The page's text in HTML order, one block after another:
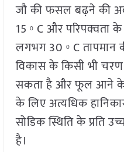
जौ की फसल बढ़ने की
15 0 C और परिपक्वता
लगभग 30 0 C
विकास के किसी भी
सकता है और फूल आने के
के लिए अत्यधिक
सोडिक स्थिति के प्रति
है।